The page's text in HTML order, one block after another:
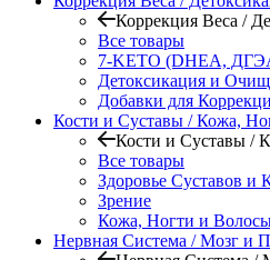
Коррекция Веса /
Все товары
7-KETO (DHEA,
Детоксикация и
Добавки для
Кости и Суставы / Кожа,
Кости и Суставы /
Все товары
Здоровье Суставов и
Зрение
Кожа, Ногти и
Нервная Система / Мозг и